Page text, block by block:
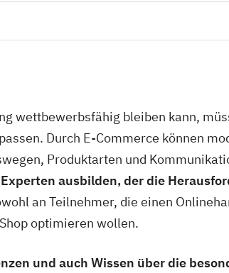
wettbewerbsfähig bleiben kann,
Durch E-Commerce können
Produktarten und
ausbilden, der die
an Teilnehmer, die einen
optimieren wollen.
und auch Wissen über die